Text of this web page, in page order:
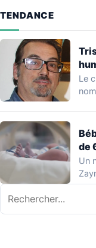
TENDANCE
Le
de
Un
de…
Rechercher